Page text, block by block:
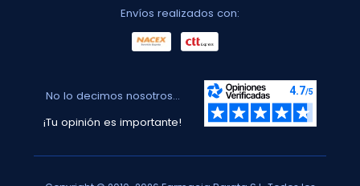
Envíos realizados con:
No lo decimos nosotros...
¡Tu opinión es importante!